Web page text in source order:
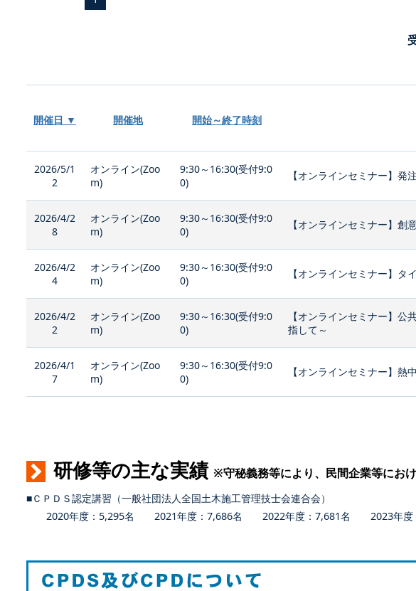
開催日 ▼ 開催地 開始～終了時刻
2026/5/1
2
オンライン(Zoo
m)
9:30～16:30(受付9:0
0)
【オンラインセミナー】
2026/4/2
8
オンライン(Zoo
m)
9:30～16:30(受付9:0
0)
【オンラインセミナー】創
2026/4/2
4
オンライン(Zoo
m)
9:30～16:30(受付9:0
0)
【オンラインセミナー】
2026/4/2
2
オンライン(Zoo
m)
9:30～16:30(受付9:0
0)
【オンラインセミナー】
指して～
2026/4/1
7
オンライン(Zoo
m)
9:30～16:30(受付9:0
0)
【オンラインセミナー】熱
研修等の主な実績 ※守秘義務等により、民間企業等にお
■ＣＰＤＳ認定講習（一般社団法人全国土木施工管理技士会連合会）
2020年度：5,295名 2021年度：7,686名 2022年度：7,681名 2023年度